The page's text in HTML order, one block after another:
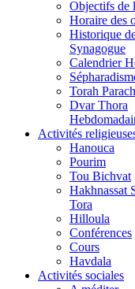
Objectifs de
Horaire des
Historique
Synagogue
Calendrier
Torah
Dvar Thora
Activités
Hanouca
Pourim
Tou Bichvat
Hakhnassat
Tora
Hilloula
Conférences
Cours
Havdala
Activités sociales